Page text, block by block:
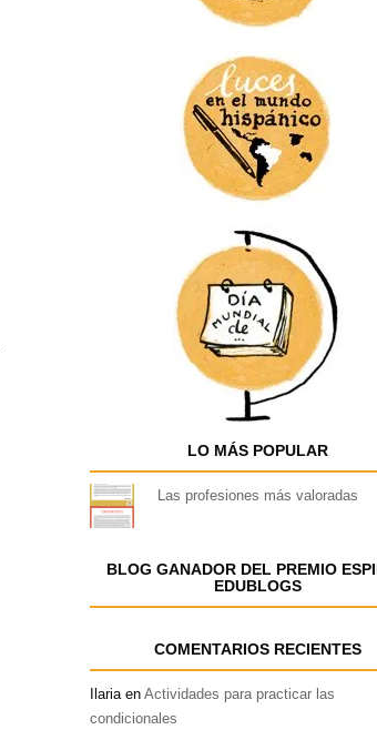
LO MÁS POPULAR
Las profesiones más valoradas
BLOG GANADOR DEL PREMIO
EDUBLOGS
COMENTARIOS RECIENTES
IlariaenActividades para practicar las
condicionales